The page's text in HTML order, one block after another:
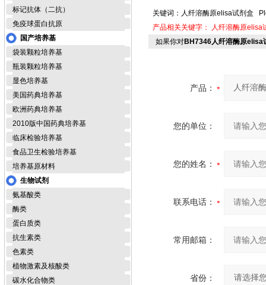
标记抗体（二抗）
免疫球蛋白抗原
国产培养基
袋装颗粒培养基
瓶装颗粒培养基
显色培养基
美国药典培养基
欧洲药典培养基
2010版中国药典培养基
临床检验培养基
食品卫生检验培养基
培养基原材料
生物试剂
氨基酸类
酶类
蛋白质类
抗生素类
色素类
植物激素及核酸类
碳水化合物类
关键词：人纤溶酶原elisa试剂盒
产品相关关键字：
人纤溶酶原elisa
如果你对BH7346人纤溶酶原elisa
产品：
您的单位：
您的姓名：
联系电话：
常用邮箱：
省份：